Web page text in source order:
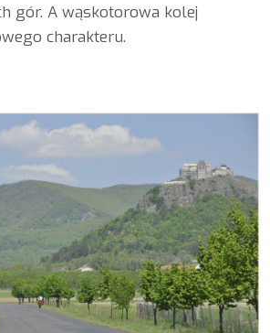
gór. A wąskotorowa kolej
charakteru.